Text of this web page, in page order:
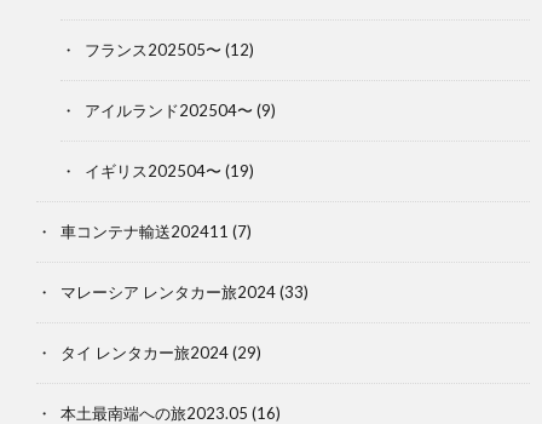
フランス202505〜 (12)
アイルランド202504〜 (9)
イギリス202504〜 (19)
車コンテナ輸送202411 (7)
マレーシア レンタカー旅2024(33)
タイ レンタカー旅2024(29)
本土最南端への旅2023.05 (16)